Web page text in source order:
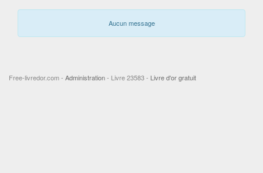
Aucun message
Free-livredor.com - Administration- Livre 23583 - Livre d'or gratuit